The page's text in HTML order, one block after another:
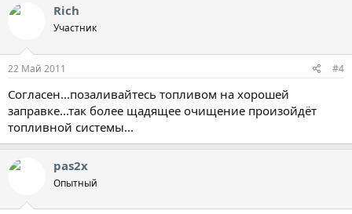
Rich
Участник
22 Май 2011 #4
Согласен...позаливайтесь топливом на хорошей
заправке...так более щадящее очищение произойдёт
топливной системы...
pas2x
Опытный